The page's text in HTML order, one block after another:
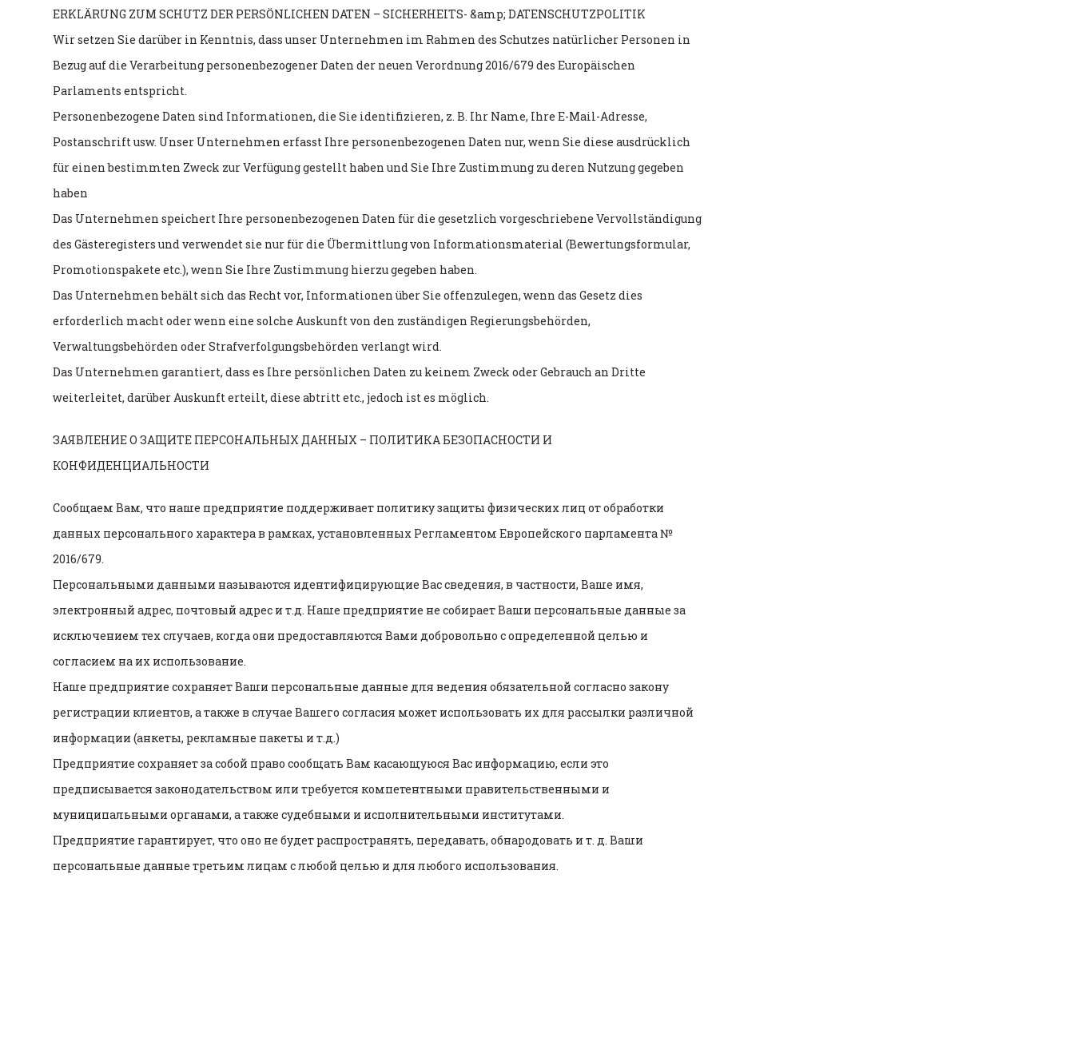
ERKLÄRUNG ZUM SCHUTZ DER PERSÖNLICHEN DATEN – SICHERHEITS- &amp; DATENSCHUTZPOLITIK
Wir setzen Sie darüber in Kenntnis, dass unser Unternehmen im Rahmen des Schutzes natürlicher Personen in
Bezug auf die Verarbeitung personenbezogener Daten der neuen Verordnung 2016/679 des Europäischen
Parlaments entspricht.
Personenbezogene Daten sind Informationen, die Sie identifizieren, z. B. Ihr Name, Ihre E-Mail-Adresse,
Postanschrift usw. Unser Unternehmen erfasst Ihre personenbezogenen Daten nur, wenn Sie diese ausdrücklich
für einen bestimmten Zweck zur Verfügung gestellt haben und Sie Ihre Zustimmung zu deren Nutzung gegeben
haben
Das Unternehmen speichert Ihre personenbezogenen Daten für die gesetzlich vorgeschriebene Vervollständigung
des Gästeregisters und verwendet sie nur für die Übermittlung von Informationsmaterial (Bewertungsformular,
Promotionspakete etc.), wenn Sie Ihre Zustimmung hierzu gegeben haben.
Das Unternehmen behält sich das Recht vor, Informationen über Sie offenzulegen, wenn das Gesetz dies
erforderlich macht oder wenn eine solche Auskunft von den zuständigen Regierungsbehörden,
Verwaltungsbehörden oder Strafverfolgungsbehörden verlangt wird.
Das Unternehmen garantiert, dass es Ihre persönlichen Daten zu keinem Zweck oder Gebrauch an Dritte
weiterleitet, darüber Auskunft erteilt, diese abtritt etc., jedoch ist es möglich.
ЗАЯВЛЕНИЕ О ЗАЩИТЕ ПЕРСОНАЛЬНЫХ ДАННЫХ – ПОЛИТИКА БЕЗОПАСНОСТИ И
КОНФИДЕНЦИАЛЬНОСТИ
Сообщаем Вам, что наше предприятие поддерживает политику защиты физических лиц от обработки
данных персонального характера в рамках, установленных Регламентом Европейского парламента №
2016/679.
Персональными данными называются идентифицирующие Вас сведения, в частности, Ваше имя,
электронный адрес, почтовый адрес и т.д. Наше предприятие не собирает Ваши персональные данные за
исключением тех случаев, когда они предоставляются Вами добровольно с определенной целью и
согласием на их использование.
Наше предприятие сохраняет Ваши персональные данные для ведения обязательной согласно закону
регистрации клиентов, а также в случае Вашего согласия может использовать их для рассылки различной
информации (анкеты, рекламные пакеты и т.д.)
Предприятие сохраняет за собой право сообщать Вам касающуюся Вас информацию, если это
предписывается законодательством или требуется компетентными правительственными и
муниципальными органами, а также судебными и исполнительными институтами.
Предприятие гарантирует, что оно не будет распространять, передавать, обнародовать и т. д. Ваши
персональные данные третьим лицам с любой целью и для любого использования.